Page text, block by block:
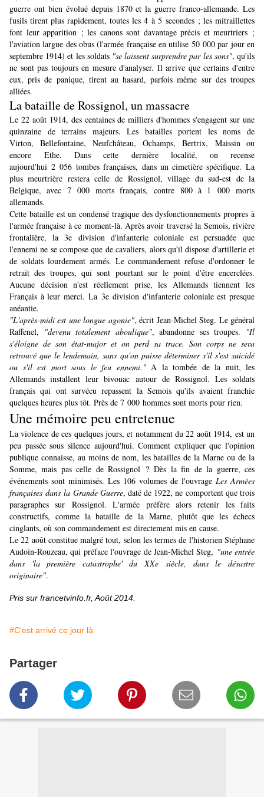
guerre ont bien évolué depuis 1870 et la guerre franco-allemande. Les
fusils tirent plus rapidement, toutes les 4 à 5 secondes ; les mitraillettes
font leur apparition ; les canons sont davantage précis et meurtriers ;
l'aviation largue des obus (l'armée française en utilise 50 000 par jour en
septembre 1914) et les soldats "se laissent surprendre par les sons", qu'ils
ne sont pas toujours en mesure d'analyser. Il arrive que certains d'entre
eux, pris de panique, tirent au hasard, parfois même sur des troupes
alliées.
La bataille de Rossignol, un massacre
Le 22 août 1914, des centaines de milliers d'hommes s'engagent sur une
quinzaine de terrains majeurs. Les batailles portent les noms de
Virton, Bellefontaine, Neufchâteau, Ochamps, Bertrix, Maissin ou
encore Ethe. Dans cette dernière localité, on recense
aujourd'hui 2 056 tombes françaises, dans un cimetière spécifique. La
plus meurtrière restera celle de Rossignol, village du sud-est de la
Belgique, avec 7 000 morts français, contre 800 à 1 000 morts
allemands.
Cette bataille est un condensé tragique des dysfonctionnements propres à
l'armée française à ce moment-là. Après avoir traversé la Semois, rivière
frontalière, la 3e division d'infanterie coloniale est persuadée que
l'ennemi ne se compose que de cavaliers, alors qu'il dispose d'artillerie et
de soldats lourdement armés. Le commandement refuse d'ordonner le
retrait des troupes, qui sont pourtant sur le point d'être encerclées.
Aucune décision n'est réellement prise, les Allemands tiennent les
Français à leur merci. La 3e division d'infanterie coloniale est presque
anéantie.
"L'après-midi est une longue agonie", écrit Jean-Michel Steg. Le général
Raffenel,
"devenu totalement aboulique", abandonne ses troupes.
"Il
s'éloigne de son état-major et on perd sa trace. Son corps ne sera
retrouvé que le lendemain, sans qu'on puisse déterminer s'il s'est suicidé
ou s'il est mort sous le feu ennemi."A la tombée de la nuit, les
Allemands installent leur bivouac autour de Rossignol. Les soldats
français qui ont survécu repassent la Semois qu'ils avaient franchie
quelques heures plus tôt. Près de 7 000 hommes sont morts pour rien.
Une mémoire peu entretenue
La violence de ces quelques jours, et notamment du 22 août 1914, est un
peu passée sous silence aujourd'hui. Comment expliquer que l'opinion
publique connaisse, au moins de nom, les batailles de la Marne ou de la
Somme, mais pas celle de Rossignol ? Dès la fin de la guerre, ces
événements sont minimisés. Les 106 volumes de l'ouvrage Les Armées
françaises dans la Grande Guerre, daté de 1922, ne comportent que trois
paragraphes sur Rossignol. L'armée préfère alors retenir les faits
constructifs, comme la bataille de la Marne, plutôt que les échecs
cinglants, où son commandement est directement mis en cause.
Le 22 août constitue malgré tout, selon les termes de l'historien Stéphane
Audoin-Rouzeau, qui préface l'ouvrage de Jean-Michel Steg, "une entrée
dans 'la première catastrophe' du XXe siècle, dans le désastre
originaire".
Pris sur francetvinfo.fr, Août 2014.
#C'est arrivé ce jour là
Partager